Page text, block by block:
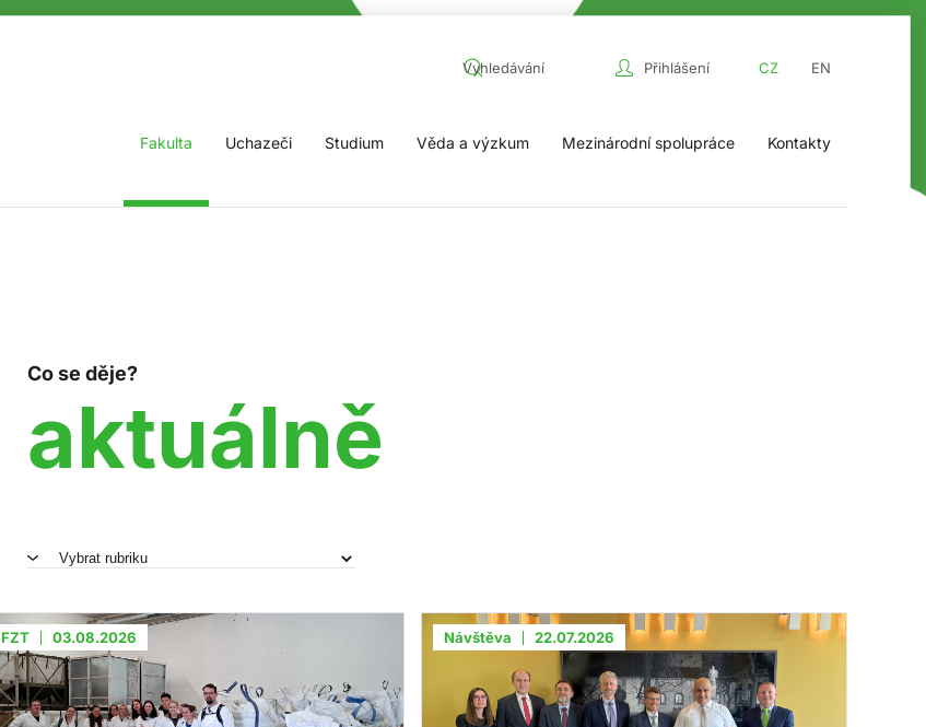
Přihlášení CZ EN
Fakulta Uchazeči Studium Věda a výzkum Mezinárodní spolupráce Kontakty
Co se děje?
aktuálně
FZT 03.08.2026 Návštěva 22.07.2026